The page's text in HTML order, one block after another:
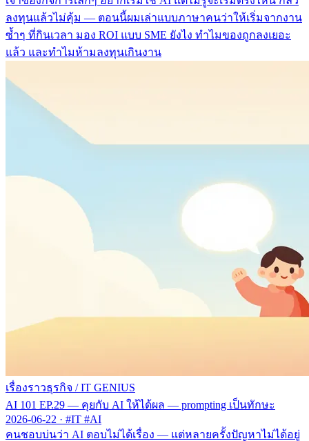
ลงทุนแล้วไม่คุ้ม — ตอนนี้ผมเล่าแบบภาษาคนว่าให้เริ่มจากงาน
ซ้ำๆ ที่กินเวลา มอง ROI แบบ SME ยังไง ทำไมของถูกลงเยอะ
แล้ว และทำไมห้ามลงทุนเกินงาน
เรื่องราวธุรกิจ / IT GENIUS
AI 101 EP.29 — คุยกับ AI ให้ได้ผล — prompting เป็นทักษะ
2026-06-22 · #IT #AI
คนชอบบ่นว่า AI ตอบไม่ได้เรื่อง — แต่หลายครั้งปัญหาไม่ได้อยู่